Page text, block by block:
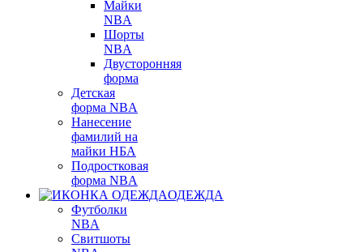
Майки
NBA
Шорты
NBA
Двусторонняя
форма
Детская
форма NBA
Нанесение
фамилий на
майки НБА
Подростковая
форма NBA
ОДЕЖДА
Футболки
NBA
Свитшоты